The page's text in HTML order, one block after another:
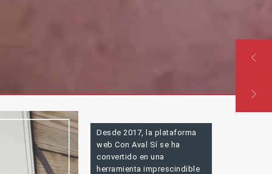
Desde 2017, la plataforma
web Con Aval Sí se ha
convertido en una
herramienta imprescindible